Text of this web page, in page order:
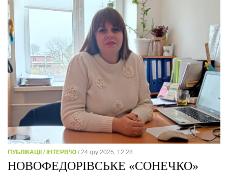
ПУБЛІКАЦІЇ / ІНТЕРВ’Ю / 24 гру 2025, 12:28
НОВОФЕДОРІВСЬКЕ «СОНЕЧКО»